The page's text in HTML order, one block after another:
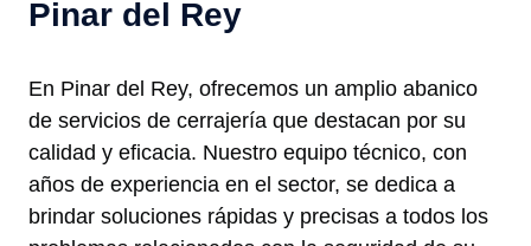
Pinar del Rey
En Pinar del Rey, ofrecemos un amplio abanico
de servicios de cerrajería que destacan por su
calidad y eficacia. Nuestro equipo técnico, con
años de experiencia en el sector, se dedica a
brindar soluciones rápidas y precisas a todos los